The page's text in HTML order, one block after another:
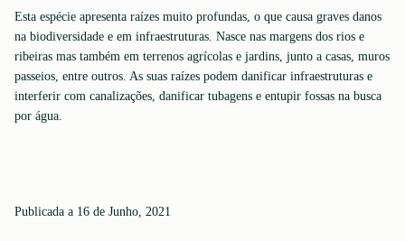
Esta espécie apresenta raízes muito profundas, o que causa graves danos
na biodiversidade e em infraestruturas. Nasce nas margens dos rios e
ribeiras mas também em terrenos agrícolas e jardins, junto a casas, muros
passeios, entre outros. As suas raízes podem danificar infraestruturas e
interferir com canalizações, danificar tubagens e entupir fossas na busca
por água.
Publicada a 16 de Junho, 2021